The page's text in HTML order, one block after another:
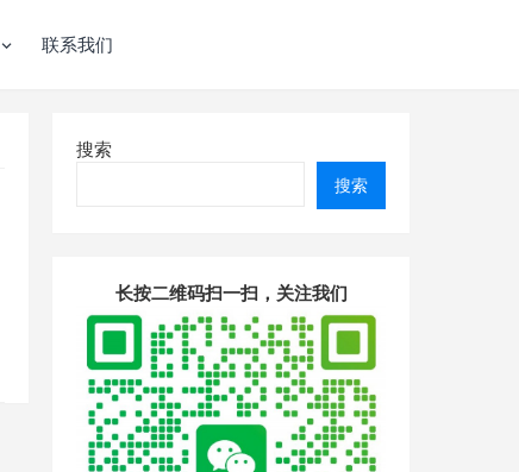
联系我们
搜索
搜索
长按二维码扫一扫，关注我们